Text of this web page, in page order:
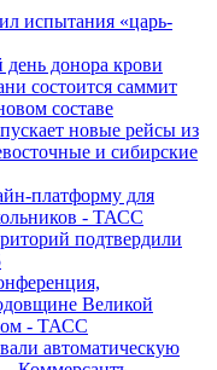
испытания «царь-
донора крови
состоится саммит
составе
новые рейсы из
и сибирские
платформу для
- ТАСС
подтвердили
Великой
- ТАСС
автоматическую